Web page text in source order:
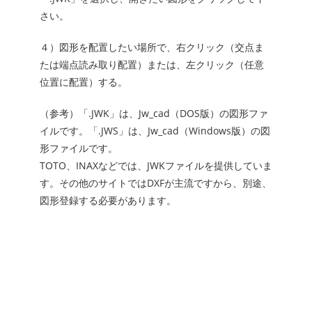
さい。
４）図形を配置したい場所で、右クリック（交点ま
たは端点読み取り配置）または、左クリック（任意
位置に配置）する。
（参考）「.JWK」は、Jw_cad（DOS版）の図形ファ
イルです。「.JWS」は、Jw_cad（Windows版）の図
形ファイルです。
TOTO、INAXなどでは、JWKファイルを提供していま
す。その他のサイトではDXFが主流ですから、別途、
図形登録する必要があります。